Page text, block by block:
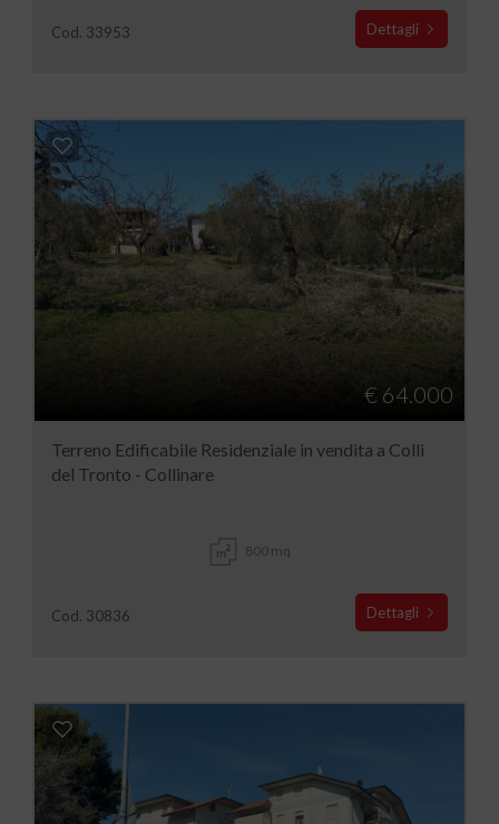
Cod. 33953 Dettagli
€ 64.000
Terreno Edificabile Residenziale in vendita a Colli
del Tronto - Collinare
800 mq
Cod. 30836 Dettagli